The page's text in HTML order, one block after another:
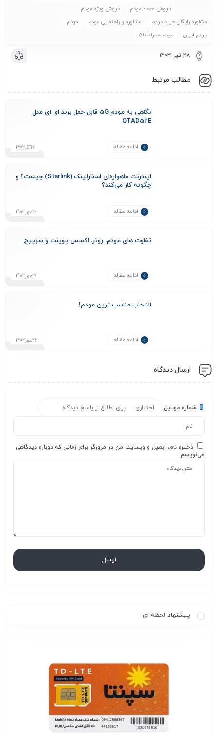
فروش عمده مودم
فروش ویژه مودم
مشاوره رایگان خرید مودم
مشاوره و راهنمایی مودم
مودم
مودم ایران
مودم-همراه-5G
28 تیر 1403
مطالب مرتبط
نگاهی به مودم 5G قابل حمل برند ای ای مدل
QTAD52E
ادامه مقاله 16آذر1402
اینترنت ماهواره‌ای استارلینک (Starlink) چیست؟ و
چگونه کار می‌کند؟
ادامه مقاله 29مهر1402
تفاوت های مودم، روتر، اکسس پوینت و سوییچ
ادامه مقاله 29مهر1402
انتخاب مناسب ترین مودم!
ادامه مقاله 26مهر1402
ارسال دیدگاه
شماره موبایل
ذخیره نام، ایمیل و وبسایت من در مرورگر برای زمانی که دوباره دیدگاهی
می‌نویسم.
پیشنهاد لحظه ای